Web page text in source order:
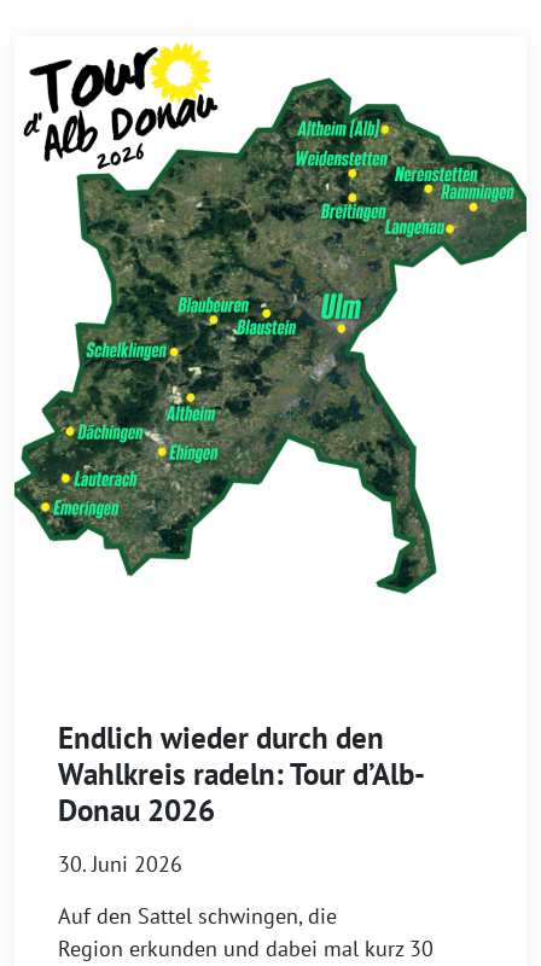
Endlich wieder durch den
Wahlkreis radeln: Tour d’Alb-
Donau 2026
30. Juni 2026
Auf den Sattel schwingen, die
Region erkunden und dabei mal kurz 30